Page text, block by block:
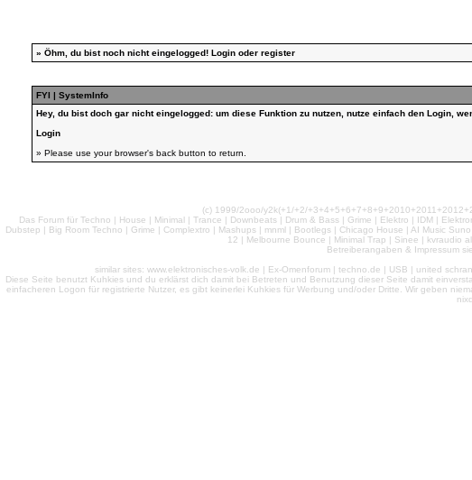
» Öhm, du bist noch nicht eingelogged! Login oder register
FYI | SystemInfo
Hey, du bist doch gar nicht eingelogged: um diese Funktion zu nutzen, nutze einfach den Login,
Login
» Please use your browser's back button to return.
(c) 1999/2ooo/y2k(+1/+2/
Das Forum für Techno | House | Minimal | Trance | Downbeats | Drum & Bass | Grime | Elektro | IDM |
Dubstep | Big Room Techno | Grime | Complextro | Mashups | mnml | Bootlegs | Chicago House | AI Music
12 | Melbourne Bounce | Minimal Trap | Sinee | kvraudio
Betreiberangaben & Impressum
similar sites: www.elektronisches-volk.de | Ex-Omenforum | techno.de | USB | united
Diese Seite benutzt Kuhkies und du erklärst dich damit bei Betreten und Benutzung dieser Seite damit
einfacheren Logon für registrierte Nutzer, es gibt keinerlei Kuhkies für Werbung und/oder Dritte. Wir geben